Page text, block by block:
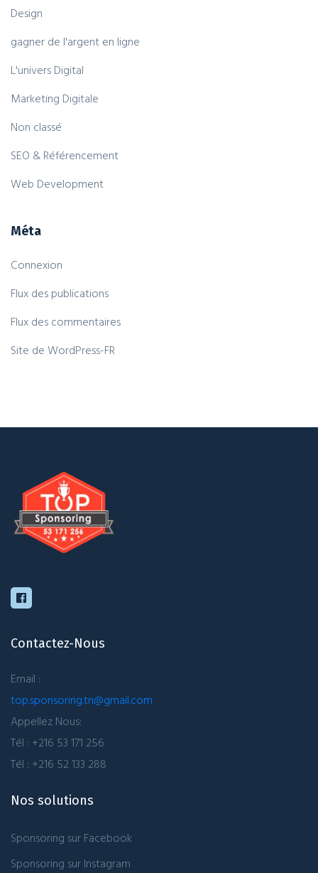
Design
gagner de l'argent en ligne
L'univers Digital
Marketing Digitale
Non classé
SEO & Référencement
Web Development
Méta
Connexion
Flux des publications
Flux des commentaires
Site de WordPress-FR
Contactez-Nous
Email :
top.sponsoring.tn@gmail.com
Appellez Nous:
Tél : +216 53 171 256
Tél : +216 52 133 288
Nos solutions
Sponsoring sur Facebook
Sponsoring sur Instagram